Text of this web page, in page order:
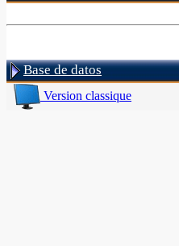
Base de datos
Version classique